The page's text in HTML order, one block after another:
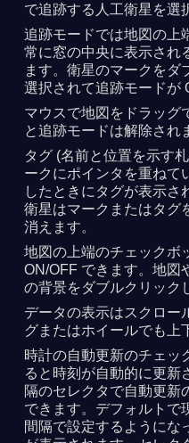
で追跡する人工衛星を選
追跡モードでは地図の上
常に窓の中央に表示され
ます。衛星のマークをダ
選択されて追跡モードが
マウスで地図をドラッグ
と追跡モードは解除され
タグ (名前と位置を示す
ークにポインタを重ねて
したときにタグが表示さ
衛星はマークまたはタグ
消えます。
地図の上端のチェックボ
ON/OFF できます。地図
の背景をダブルクリック
データの表示はスクロー
グまたはホイールでも上
時計の自動更新のチェッ
ると時刻が自動的に更新
隔のセレクタで自動更新
できます。デフォルトで
間隔で設定するようにな